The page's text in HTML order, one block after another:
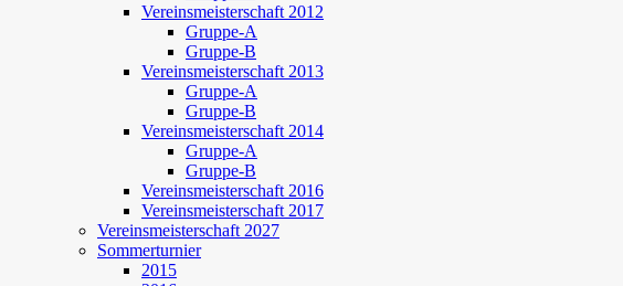
Vereinsmeisterschaft 2012
Gruppe-A
Gruppe-B
Vereinsmeisterschaft 2013
Gruppe-A
Gruppe-B
Vereinsmeisterschaft 2014
Gruppe-A
Gruppe-B
Vereinsmeisterschaft 2016
Vereinsmeisterschaft 2017
Vereinsmeisterschaft 2027
Sommerturnier
2015